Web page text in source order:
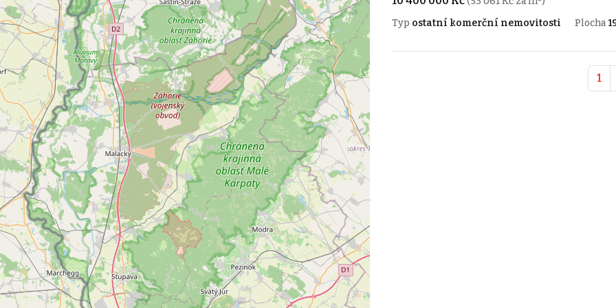
Typ ostatní komerční nemovitosti Plocha
1